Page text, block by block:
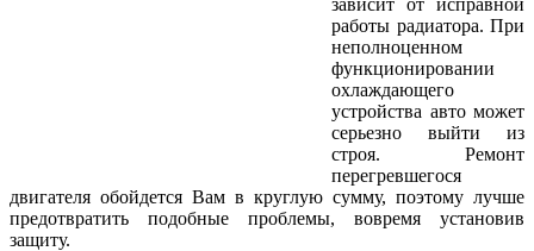
работы радиатора. При
неполноценном
функционировании
охлаждающего
устройства авто может
серьезно выйти из
строя. Ремонт
перегревшегося
двигателя обойдется Вам в круглую сумму, поэтому лучше
предотвратить подобные проблемы, вовремя установив
защиту.